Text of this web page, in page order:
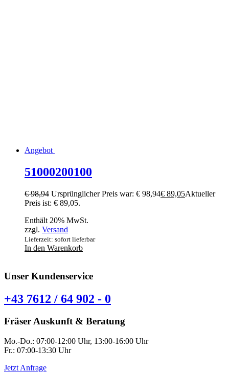
Angebot
51000200100
€98,94 Ursprünglicher Preis war: € 98,94€ 89,05Aktueller
Preis ist: € 89,05.
Enthält 20% MwSt.
zzgl. Versand
Lieferzeit: sofort lieferbar
In den Warenkorb
Unser Kundenservice
+43 7612 / 64 902 - 0
Fräser Auskunft & Beratung
Mo.-Do.: 07:00-12:00 Uhr, 13:00-16:00 Uhr
Fr.: 07:00-13:30 Uhr
Jetzt Anfrage